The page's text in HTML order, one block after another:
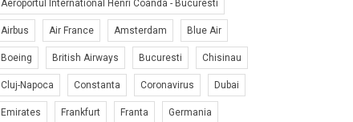
Aeroportul International Henri Coanda - Bucuresti
Airbus Air France Amsterdam Blue Air
Boeing British Airways Bucuresti Chisinau
Cluj-Napoca Constanta Coronavirus Dubai
Emirates Frankfurt Franta Germania